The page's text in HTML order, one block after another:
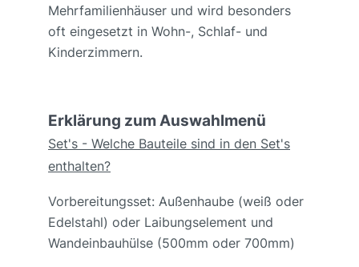
Mehrfamilienhäuser und wird besonders
oft eingesetzt in Wohn-, Schlaf- und
Kinderzimmern.
Erklärung zum Auswahlmenü
Set's - Welche Bauteile sind in den Set's
enthalten?
Vorbereitungsset: Außenhaube (weiß oder
Edelstahl) oder Laibungselement und
Wandeinbauhülse (500mm oder 700mm)